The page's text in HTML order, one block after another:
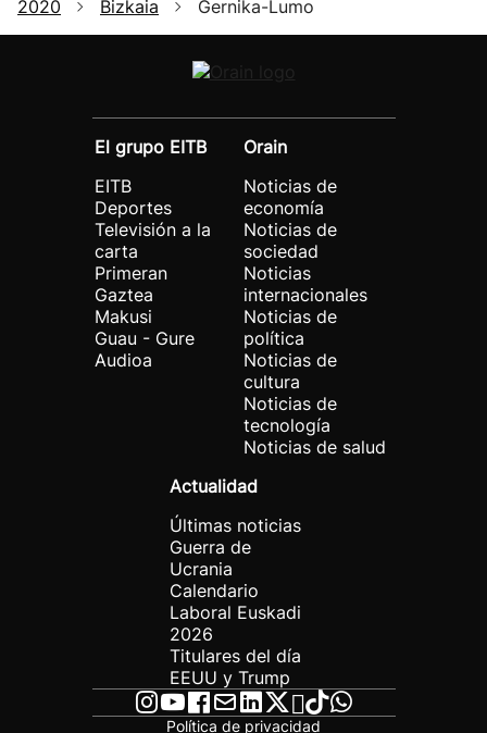
2020
Bizkaia Gernika-Lumo
El grupo EITB
EITB
Deportes
Televisión a la
carta
Primeran
Gaztea
Makusi
Guau - Gure
Audioa
Orain
Noticias de
economía
Noticias de
sociedad
Noticias
internacionales
Noticias de
política
Noticias de
cultura
Noticias de
tecnología
Noticias de salud
Actualidad
Últimas noticias
Guerra de
Ucrania
Calendario
Laboral Euskadi
2026
Titulares del día
EEUU y Trump
Política de privacidad